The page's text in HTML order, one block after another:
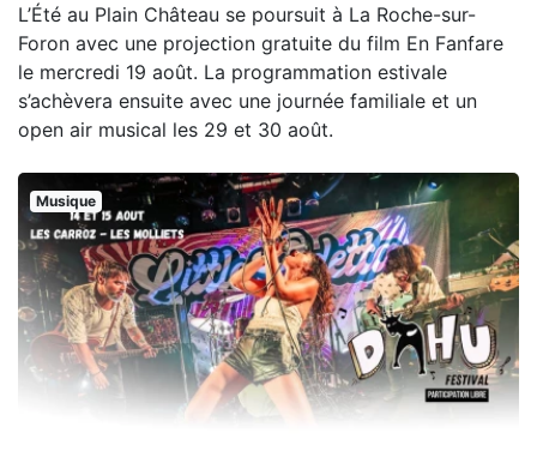
L’Été au Plain Château se poursuit à La Roche-sur-
Foron avec une projection gratuite du film En Fanfare
le mercredi 19 août. La programmation estivale
s’achèvera ensuite avec une journée familiale et un
open air musical les 29 et 30 août.
Musique